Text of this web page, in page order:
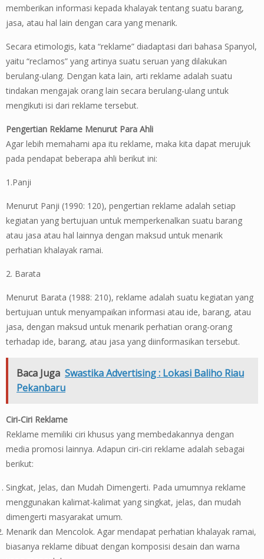
memberikan informasi kepada khalayak tentang suatu barang,
jasa, atau hal lain dengan cara yang menarik.
Secara etimologis, kata “reklame” diadaptasi dari bahasa Spanyol,
yaitu “reclamos” yang artinya suatu seruan yang dilakukan
berulang-ulang. Dengan kata lain, arti reklame adalah suatu
tindakan mengajak orang lain secara berulang-ulang untuk
mengikuti isi dari reklame tersebut.
Pengertian Reklame Menurut Para Ahli
Agar lebih memahami apa itu reklame, maka kita dapat merujuk
pada pendapat beberapa ahli berikut ini:
1.Panji
Menurut Panji (1990: 120), pengertian reklame adalah setiap
kegiatan yang bertujuan untuk memperkenalkan suatu barang
atau jasa atau hal lainnya dengan maksud untuk menarik
perhatian khalayak ramai.
2. Barata
Menurut Barata (1988: 210), reklame adalah suatu kegiatan yang
bertujuan untuk menyampaikan informasi atau ide, barang, atau
jasa, dengan maksud untuk menarik perhatian orang-orang
terhadap ide, barang, atau jasa yang diinformasikan tersebut.
Baca Juga Swastika Advertising : Lokasi Baliho Riau
Pekanbaru
Ciri-Ciri Reklame
Reklame memiliki ciri khusus yang membedakannya dengan
media promosi lainnya. Adapun ciri-ciri reklame adalah sebagai
berikut:
Singkat, Jelas, dan Mudah Dimengerti. Pada umumnya reklame
menggunakan kalimat-kalimat yang singkat, jelas, dan mudah
dimengerti masyarakat umum.
Menarik dan Mencolok. Agar mendapat perhatian khalayak ramai,
biasanya reklame dibuat dengan komposisi desain dan warna